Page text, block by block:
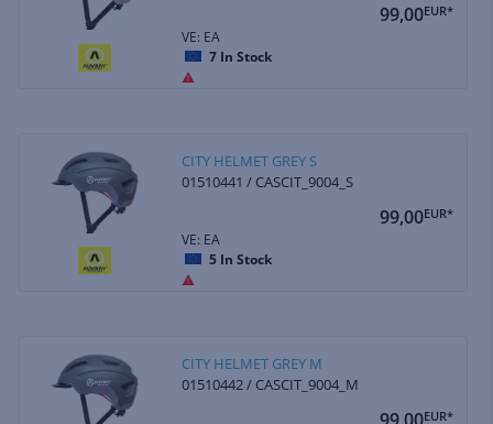
99,00EUR*
VE: EA
7 In Stock
CITY HELMET GREY S
01510441 / CASCIT_9004_S
99,00EUR*
VE: EA
5 In Stock
CITY HELMET GREY M
01510442 / CASCIT_9004_M
EUR*